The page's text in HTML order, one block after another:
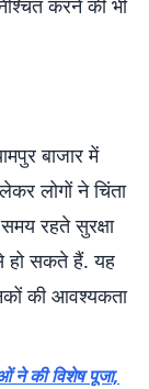
करने की भी
बाजार में
लोगों ने चिंता
रहते सुरक्षा
हो सकते हैं. यह
की आवश्यकता
ने की विशेष पूजा,